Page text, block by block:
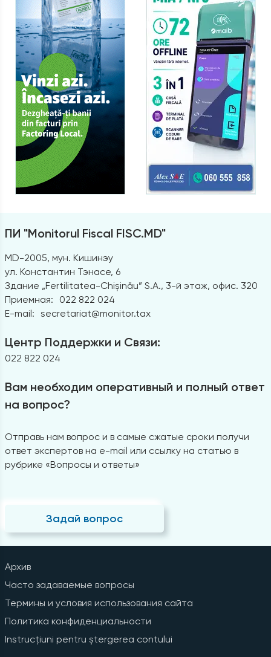
ПИ "Monitorul Fiscal FISC.MD"
MD-2005, мун. Кишинэу
ул. Константин Тэнасе, 6
Здание „Fertilitatea-Chișinău” S.A., 3-й этаж, офис. 320
Приемная:
022 822 024
E-mail: secretariat@monitor.tax
Центр Поддержки и Связи:
022 822 024
Вам необходим оперативный и полный ответ
на вопрос?
Отправь нам вопрос и в самые сжатые сроки получи
ответ экспертов на e-mail или ссылку на статью в
рубрике «Вопросы и ответы»
Задай вопрос
Архив
Часто задаваемые вопросы
Термины и условия использования сайта
Политика конфиденциальности
Instrucțiuni pentru ștergerea contului